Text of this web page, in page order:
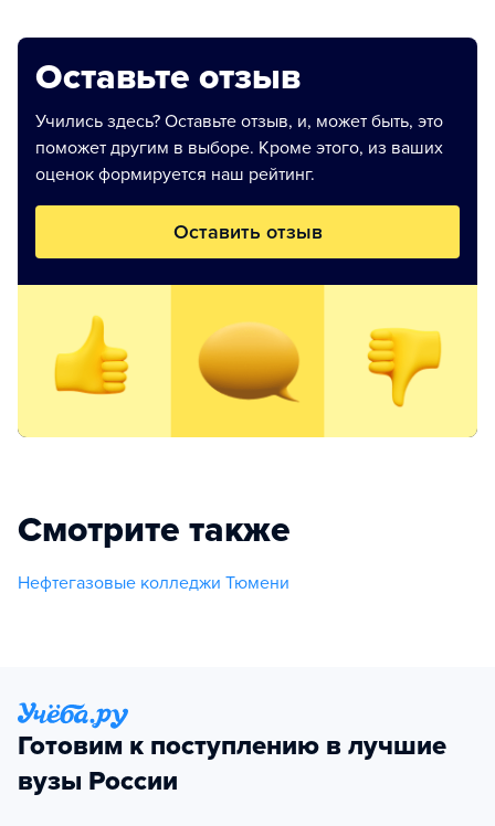
Оставьте отзыв
Учились здесь? Оставьте отзыв, и, может быть, это
поможет другим в выборе. Кроме этого, из ваших
оценок формируется наш рейтинг.
Оставить отзыв
Смотрите также
Нефтегазовые колледжи Тюмени
Готовим к поступлению в лучшие
вузы России